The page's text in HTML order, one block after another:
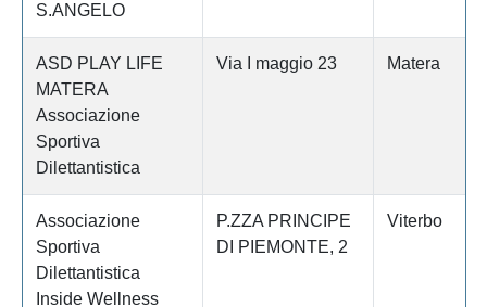
S.ANGELO
ASD PLAY LIFE
MATERA
Associazione
Sportiva
Dilettantistica
Via I maggio 23 Matera
Associazione
Sportiva
Dilettantistica
Inside Wellness
P.ZZA PRINCIPE
DI PIEMONTE, 2
Viterbo